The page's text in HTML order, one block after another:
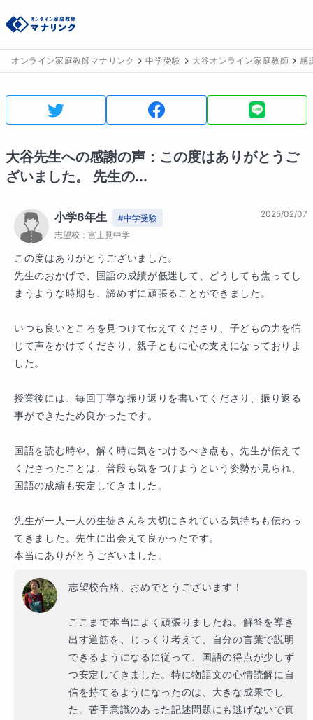
オンライン家庭教師マナリンク 中学受験 大谷オンライン家庭教師 感
大谷先生への感謝の声： この度はありがとうご
ざいました。 先生の...
小学6年生 #中学受験
志望校： 富士見中学
2025/02/07
この度はありがとうございました。
先生のおかげで、国語の成績が低迷して、どうしても焦ってし
まうような時期も、諦めずに頑張ることができました。
いつも良いところを見つけて伝えてくださり、子どもの力を信
じて声をかけてくださり、親子ともに心の支えになっておりま
した。
授業後には、毎回丁寧な振り返りを書いてくださり、振り返る
事ができたため良かったです。
国語を読む時や、解く時に気をつけるべき点も、先生が伝えて
くださったことは、普段も気をつけようという姿勢が見られ、
国語の成績も安定してきました。
先生が一人一人の生徒さんを大切にされている気持ちも伝わっ
てきました。先生に出会えて良かったです。
本当にありがとうございました。
志望校合格、おめでとうございます！
ここまで本当によく頑張りましたね。解答を導き
出す道筋を、じっくり考えて、自分の言葉で説明
できるようになるに従って、国語の得点が少しず
つ安定してきました。特に物語文の心情読解に自
信を持てるようになったのは、大きな成果でし
た。苦手意識のあった記述問題にも逃げないで真